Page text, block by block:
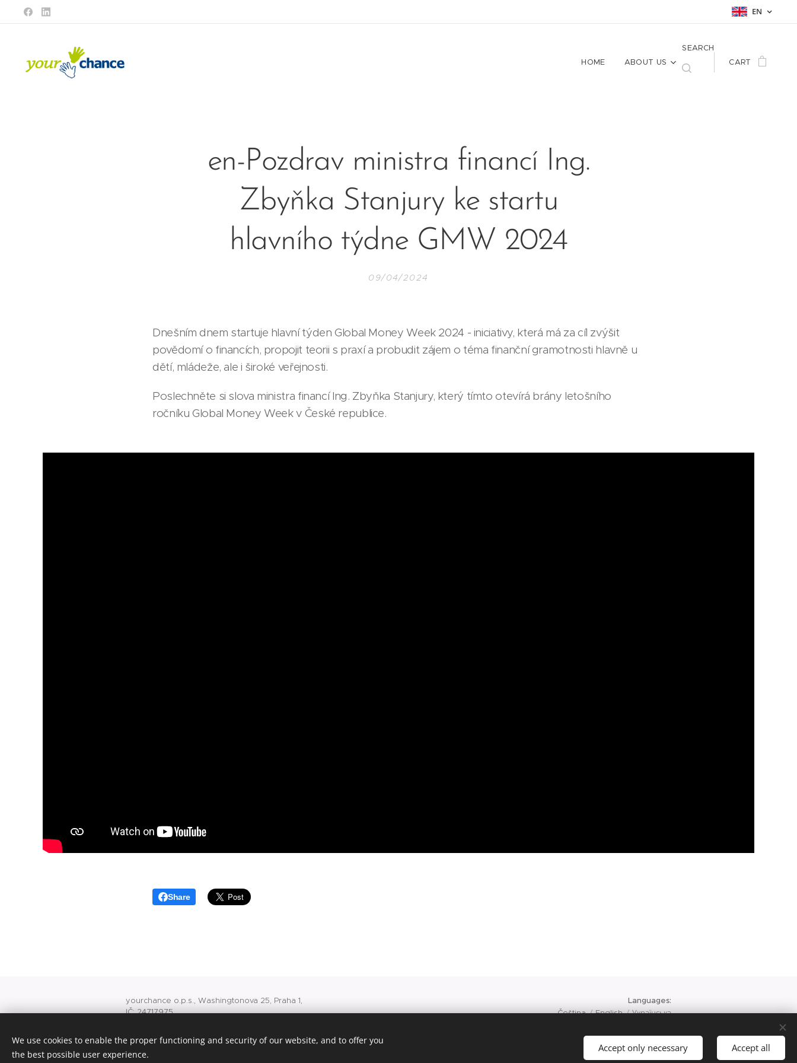
EN
HOME ABOUT US
SEARCH
CART
en-Pozdrav ministra financí Ing.
Zbyňka Stanjury ke startu
hlavního týdne GMW 2024
09/04/2024
Dnešním dnem startuje hlavní týden Global Money Week 2024 - iniciativy, která má za cíl zvýšit
povědomí o financích, propojit teorii s praxí a probudit zájem o téma finanční gramotnosti hlavně u
dětí, mládeže, ale i široké veřejnosti.
Poslechněte si slova ministra financí Ing. Zbyňka Stanjury, který tímto otevírá brány letošního
ročníku Global Money Week v České republice.
Share
yourchance o.p.s., Washingtonova 25, Praha 1,
IČ: 24717975
konto veřejné sbírky 8418245001/5500
Cookies
Languages
Čeština
English Українська
We use cookies to enable the proper functioning and security of our website, and to offer you
the best possible user experience.
Accept only necessary Accept all